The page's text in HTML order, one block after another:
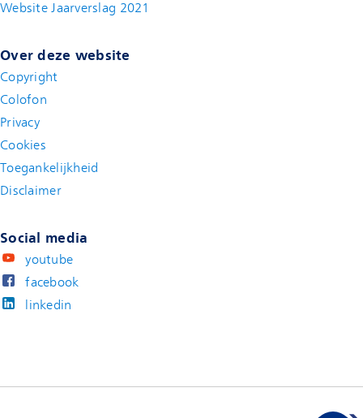
Website Jaarverslag 2021
Over deze website
Copyright
Colofon
Privacy
Cookies
Toegankelijkheid
Disclaimer(new window)
Social media
youtube
facebook
linkedin